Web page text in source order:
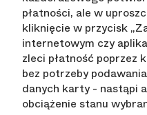
płatności, ale w
kliknięcie w przycisk
internetowym czy
zleci płatność poprzez
bez potrzeby
danych karty - nastąpi
obciążenie stanu